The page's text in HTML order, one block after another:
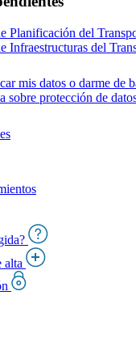
Planificación del
Infraestructuras del
mis datos o darme de
sobre protección de
alta